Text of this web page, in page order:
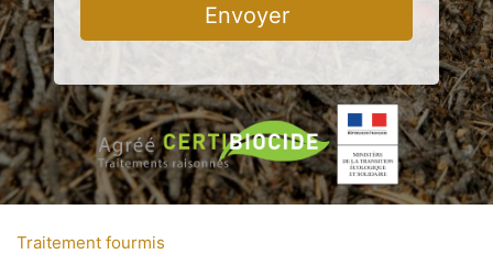
Envoyer
Traitement fourmis